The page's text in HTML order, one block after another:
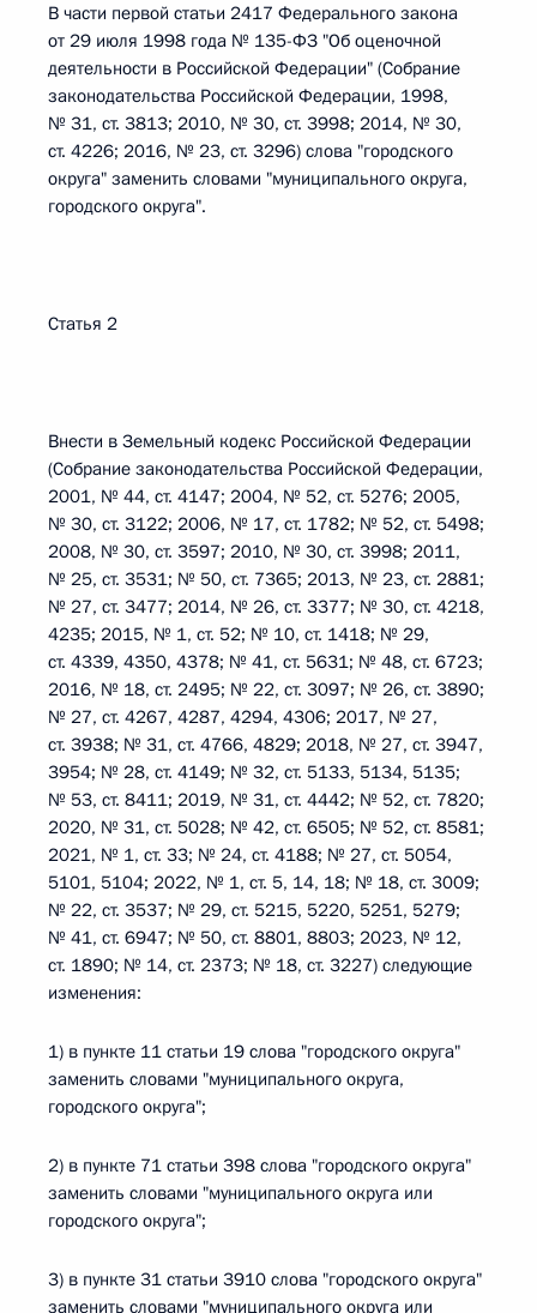
В части первой статьи 2417 Федерального закона
от 29 июля 1998 года № 135-ФЗ "Об оценочной
деятельности в Российской Федерации" (Собрание
законодательства Российской Федерации, 1998,
№ 31, ст. 3813; 2010, № 30, ст. 3998; 2014, № 30,
ст. 4226; 2016, № 23, ст. 3296) слова "городского
округа" заменить словами "муниципального округа,
городского округа".
Статья 2
Внести в Земельный кодекс Российской Федерации
(Собрание законодательства Российской Федерации,
2001, № 44, ст. 4147; 2004, № 52, ст. 5276; 2005,
№ 30, ст. 3122; 2006, № 17, ст. 1782; № 52, ст. 5498;
2008, № 30, ст. 3597; 2010, № 30, ст. 3998; 2011,
№ 25, ст. 3531; № 50, ст. 7365; 2013, № 23, ст. 2881;
№ 27, ст. 3477; 2014, № 26, ст. 3377; № 30, ст. 4218,
4235; 2015, № 1, ст. 52; № 10, ст. 1418; № 29,
ст. 4339, 4350, 4378; № 41, ст. 5631; № 48, ст. 6723;
2016, № 18, ст. 2495; № 22, ст. 3097; № 26, ст. 3890;
№ 27, ст. 4267, 4287, 4294, 4306; 2017, № 27,
ст. 3938; № 31, ст. 4766, 4829; 2018, № 27, ст. 3947,
3954; № 28, ст. 4149; № 32, ст. 5133, 5134, 5135;
№ 53, ст. 8411; 2019, № 31, ст. 4442; № 52, ст. 7820;
2020, № 31, ст. 5028; № 42, ст. 6505; № 52, ст. 8581;
2021, № 1, ст. 33; № 24, ст. 4188; № 27, ст. 5054,
5101, 5104; 2022, № 1, ст. 5, 14, 18; № 18, ст. 3009;
№ 22, ст. 3537; № 29, ст. 5215, 5220, 5251, 5279;
№ 41, ст. 6947; № 50, ст. 8801, 8803; 2023, № 12,
ст. 1890; № 14, ст. 2373; № 18, ст. 3227) следующие
изменения:
1) в пункте 11 статьи 19 слова "городского округа"
заменить словами "муниципального округа,
городского округа";
2) в пункте 71 статьи 398 слова "городского округа"
заменить словами "муниципального округа или
городского округа";
3) в пункте 31 статьи 3910 слова "городского округа"
заменить словами "муниципального округа или